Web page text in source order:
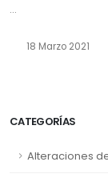
CATEGORÍAS
Alteraciones
...
18 Marzo 2021